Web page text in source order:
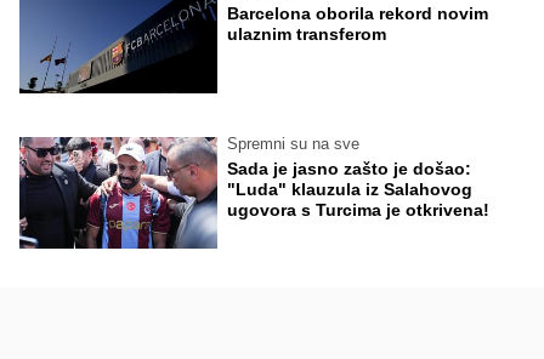
Barcelona oborila rekord novim
ulaznim transferom
Spremni su na sve
Sada je jasno zašto je došao:
"Luda" klauzula iz Salahovog
ugovora s Turcima je otkrivena!